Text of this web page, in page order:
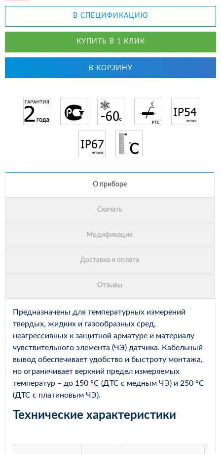
В СПЕЦИФИКАЦИЮ
КУПИТЬ В 1 КЛИК
В КОРЗИНУ
Предназначены для температурных измерений
твердых, жидких и газообразных сред,
неагрессивных к защитной арматуре и материалу
чувствительного элемента (ЧЭ) датчика. Кабельный
вывод обеспечивает удобство и быстроту монтажа,
но ограничивает верхний предел измеряемых
температур – до 150 °С (ДТС с медным ЧЭ) и 250 °С
(ДТС с платиновым ЧЭ).
Технические характеристики